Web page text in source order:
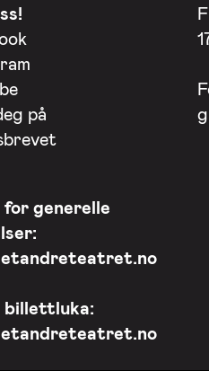
på
generelle
billettluka: